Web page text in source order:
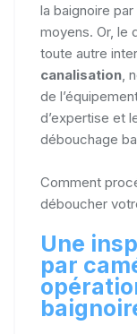
la baignoire
moyens. Or, le
toute autre
canalisation ,
de
d’expertise et
débouchage
Comment
déboucher
Une
par